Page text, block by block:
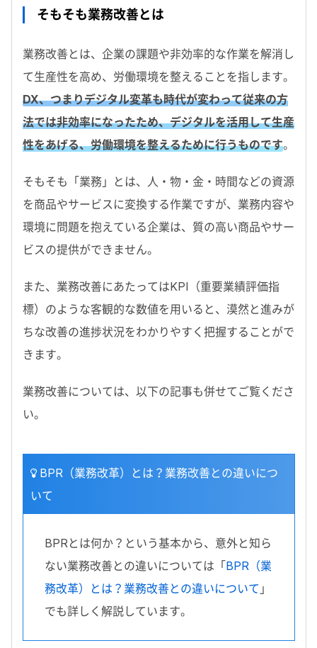
そもそも業務改善とは
業務改善とは、企業の課題や非効率的な作業を解消し
て生産性を高め、労働環境を整えることを指します。
DX、つまりデジタル変革も時代が変わって従来の方
法では非効率になったため、デジタルを活用して生産
性をあげる、労働環境を整えるために行うものです。
そもそも「業務」とは、人・物・金・時間などの資源
を商品やサービスに変換する作業ですが、業務内容や
環境に問題を抱えている企業は、質の高い商品やサー
ビスの提供ができません。
また、業務改善にあたってはKPI（重要業績評価指
標）のような客観的な数値を用いると、漠然と進みが
ちな改善の進捗状況をわかりやすく把握することがで
きます。
業務改善については、以下の記事も併せてご覧くださ
い。
BPR（業務改革）とは？業務改善との違いにつ
いて
BPRとは何か？という基本から、意外と知ら
ない業務改善との違いについては「BPR（業
務改革）とは？業務改善との違いについて 」
でも詳しく解説しています。